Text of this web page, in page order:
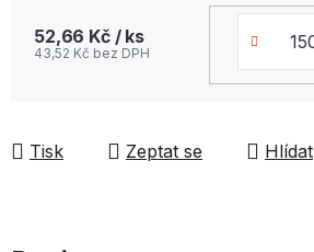
52,66 Kč / ks
43,52 Kč bez DPH
Tisk Zeptat se Hlídat